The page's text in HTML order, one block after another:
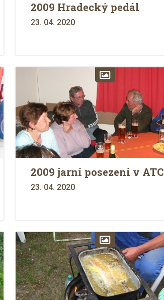
2009 Hradecký pedál
23. 04. 2020
2009 jarní posezení v ATC
23. 04. 2020